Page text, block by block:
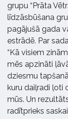
grupu “Prāta
līdzāsbūšana
pagājušā gada
estrādē. Par
“Kā visiem
mēs apzināti
dziesmu
kuru daiļradi ļoti
mūs. Un
radītprieks